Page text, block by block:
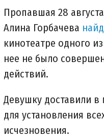
Пропавшая 28
Алина Горбачева
кинотеатре одного
нее не было
действий.
Девушку доставили
для установления
исчезновения.